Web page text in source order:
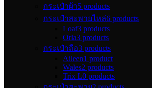
กระเป๋าผ้า5 products
กระเป๋าสะพายไหล่6 products
Loaf3 products
Orla3 products
กระเป๋าถือ3 products
Aileen1 product
Wales2 products
Trix L0 products